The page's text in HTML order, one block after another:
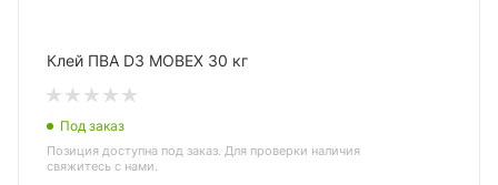
Клей ПВА D3 MOBEX 30 кг
Под заказ
Позиция доступна под заказ. Для проверки наличия
свяжитесь с нами.